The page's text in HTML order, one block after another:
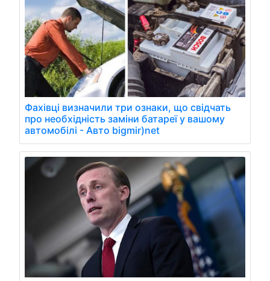
Фахівці визначили три ознаки, що свідчать
про необхідність заміни батареї у вашому
автомобілі - Авто bigmir)net